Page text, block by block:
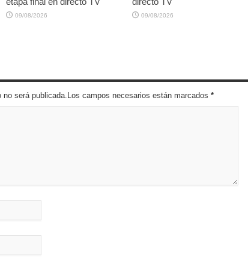
09/08/2026 09/08/2026
será publicada.Los campos necesarios están marcados *